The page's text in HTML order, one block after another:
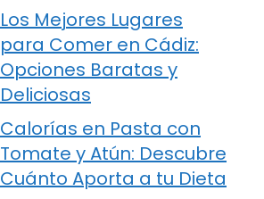
Los Mejores Lugares
para Comer en Cádiz:
Opciones Baratas y
Deliciosas
Calorías en Pasta con
Tomate y Atún: Descubre
Cuánto Aporta a tu Dieta